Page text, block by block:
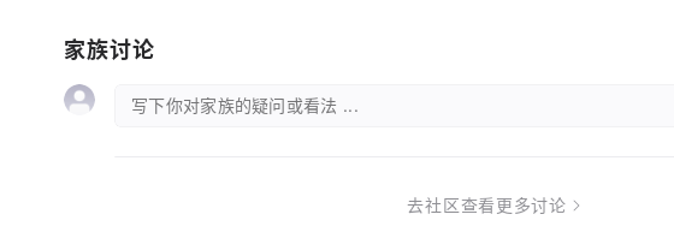
家族讨论
写下你对家族的疑问或看法 ...
去社区查看更多讨论